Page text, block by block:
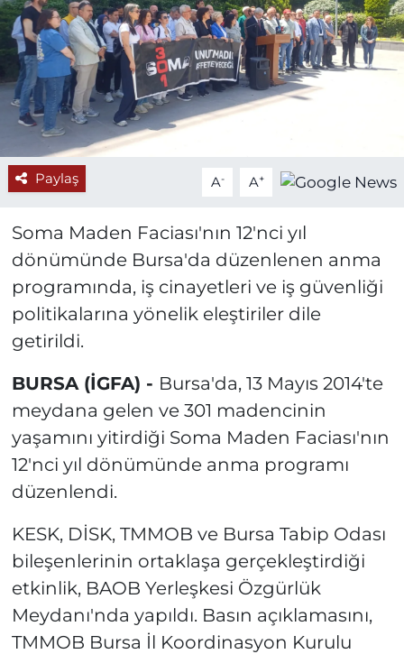
Paylaş A- A+
Soma Maden Faciası'nın 12'nci yıl
dönümünde Bursa'da düzenlenen anma
programında, iş cinayetleri ve iş güvenliği
politikalarına yönelik eleştiriler dile
getirildi.
BURSA (İGFA) - Bursa'da, 13 Mayıs 2014'te
meydana gelen ve 301 madencinin
yaşamını yitirdiği Soma Maden Faciası'nın
12'nci yıl dönümünde anma programı
düzenlendi.
KESK, DİSK, TMMOB ve Bursa Tabip Odası
bileşenlerinin ortaklaşa gerçekleştirdiği
etkinlik, BAOB Yerleşkesi Özgürlük
Meydanı'nda yapıldı. Basın açıklamasını,
TMMOB Bursa İl Koordinasyon Kurulu